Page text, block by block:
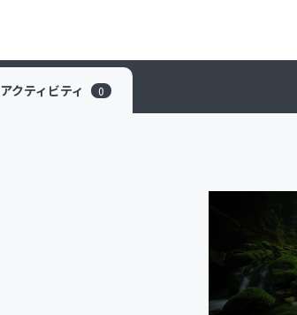
CAMPFIRE Creation
アクティビティ 0